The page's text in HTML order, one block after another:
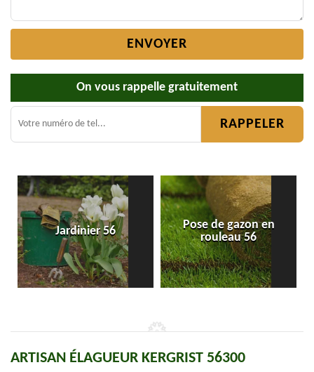
On vous rappelle gratuitement
Jardinier 56
Pose de gazon en
rouleau 56
ARTISAN ÉLAGUEUR KERGRIST 56300